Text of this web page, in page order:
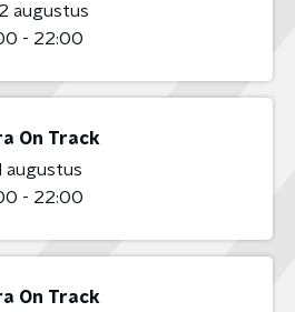
augustus
- 22:00
On Track
augustus
- 22:00
On Track